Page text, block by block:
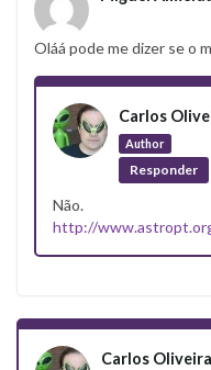
Oláá pode me dizer se o
Carlos
Author
Responder
Não.
http://
Carlos Oliveira